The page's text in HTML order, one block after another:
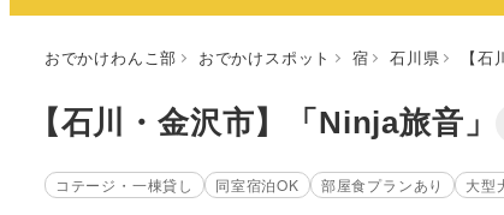
へ
おでかけわんこ部 おでかけスポット 宿 石川県 【
【石川・金沢市】「Ninja旅音」
コテージ・一棟貸し 同室宿泊OK 部屋食プランあり 大型